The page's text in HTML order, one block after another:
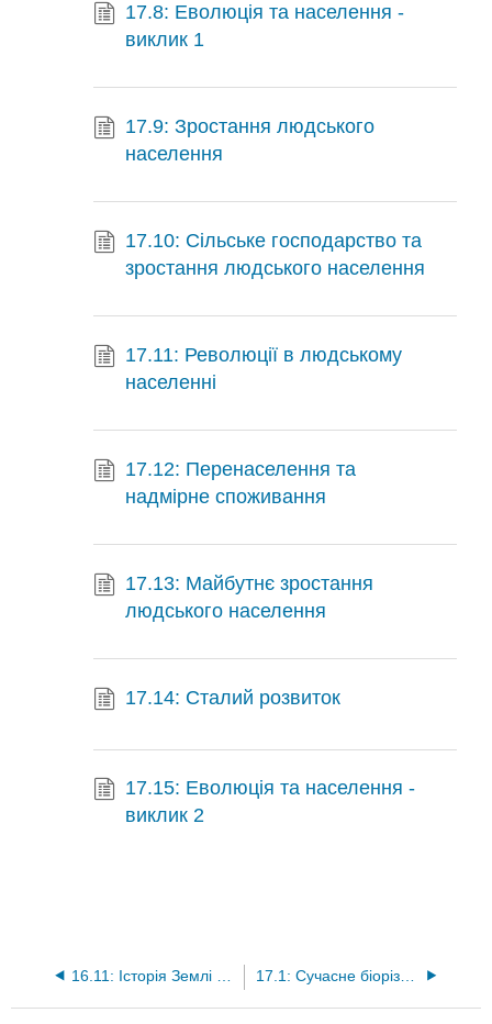
17.8: Еволюція та населення -
виклик 1
17.9: Зростання людського
населення
17.10: Сільське господарство та
зростання людського населення
17.11: Революції в людському
населенні
17.12: Перенаселення та
надмірне споживання
17.13: Майбутнє зростання
людського населення
17.14: Сталий розвиток
17.15: Еволюція та населення -
виклик 2
17.1: Сучасне біорізноманіття